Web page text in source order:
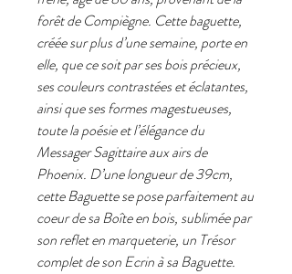
forêt de Compiègne. Cette baguette,
créée sur plus d’une semaine, porte en
elle, que ce soit par ses bois précieux,
ses couleurs contrastées et éclatantes,
ainsi que ses formes magestueuses,
toute la poésie et l’élégance du
Messager Sagittaire aux airs de
Phoenix. D’une longueur de 39cm,
cette Baguette se pose parfaitement au
coeur de sa Boîte en bois, sublimée par
son reflet en marqueterie, un Trésor
complet de son Ecrin à sa Baguette.